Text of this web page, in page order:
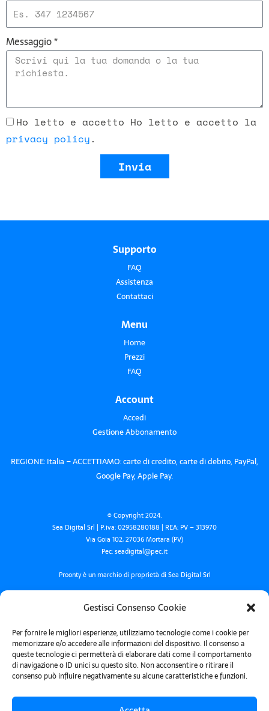
Gestisci Consenso Cookie
Per fornire le migliori esperienze, utilizziamo tecnologie come i cookie per
memorizzare e/o accedere alle informazioni del dispositivo. Il consenso a
queste tecnologie ci permetterà di elaborare dati come il comportamento
di navigazione o ID unici su questo sito. Non acconsentire o ritirare il
consenso può influire negativamente su alcune caratteristiche e funzioni.
Messaggio *
Ho letto e accetto Ho letto e accetto la
privacy policy .
Invia
Supporto
FAQ
Assistenza
Contattaci
Menu
Home
Prezzi
FAQ
Account
Accedi
Gestione Abbonamento
REGIONE: Italia – ACCETTIAMO: carte di credito, carte di debito, PayPal,
Google Pay, Apple Pay.
© Copyright 2024.
Sea Digital Srl | P.iva: 02958280188 | REA: PV – 313970
Via Goia 102, 27036 Mortara (PV)
Pec: seadigital@pec.it
Proonty è un marchio di proprietà di Sea Digital Srl
Termini e condizioni
Cookie Policy
Fatti trovare Proonto, iscriviti alla newsletter!